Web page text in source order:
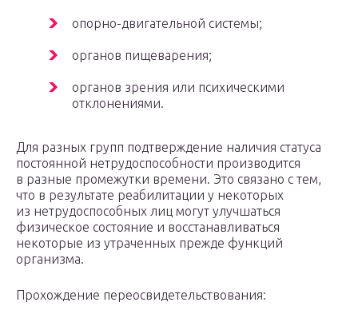
опорно-двигательной системы;
органов пищеварения;
органов зрения или психическими
отклонениями.
Для разных групп подтверждение наличия статуса
постоянной нетрудоспособности производится
в разные промежутки времени. Это связано с тем,
что в результате реабилитации у некоторых
из нетрудоспособных лиц могут улучшаться
физическое состояние и восстанавливаться
некоторые из утраченных прежде функций
организма.
Прохождение переосвидетельствования: